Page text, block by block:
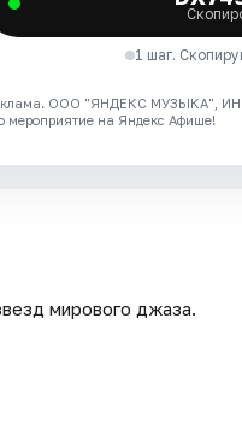
1 шаг.
ООО "ЯНДЕКС МУЗЫКА", ИНН:
мероприятие на Яндекс Афише!
мирового джаза.